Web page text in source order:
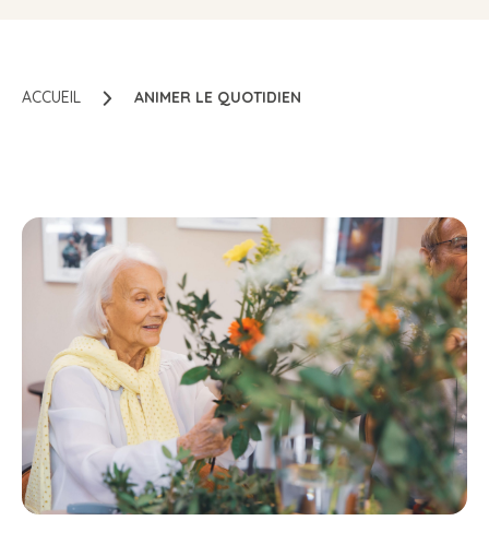
ACCUEIL ANIMER LE QUOTIDIEN